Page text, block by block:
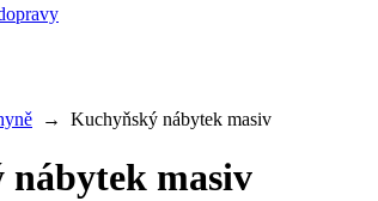
→ Kuchyňský nábytek masiv
masiv